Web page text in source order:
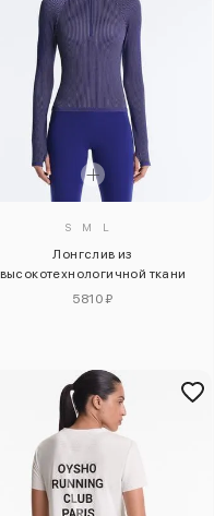
S M L
Лонгслив из
высокотехнологичной ткани
5810 ₽